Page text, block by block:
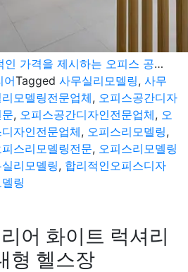
사무실리모델링 합리적인 가격을 제시하는 오피스 공간디자인 전문 업체
어Tagged 사무실리모델링, 사무
모델링전문업체, 오피스공간디자
, 오피스공간디자인전문업체, 오
자인전문업체, 오피스리모델링,
피스리모델링전문, 오피스리모델링
리모델링, 합리적인오피스디자
링
어 화이트 럭셔리
형 헬스장